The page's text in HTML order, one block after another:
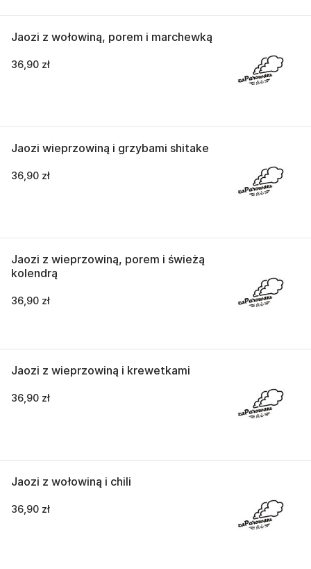
Jaozi z wołowiną, porem i marchewką
36,90 zł
Jaozi wieprzowiną i grzybami shitake
36,90 zł
Jaozi z wieprzowiną, porem i świeżą
kolendrą
36,90 zł
Jaozi z wieprzowiną i krewetkami
36,90 zł
Jaozi z wołowiną i chili
36,90 zł